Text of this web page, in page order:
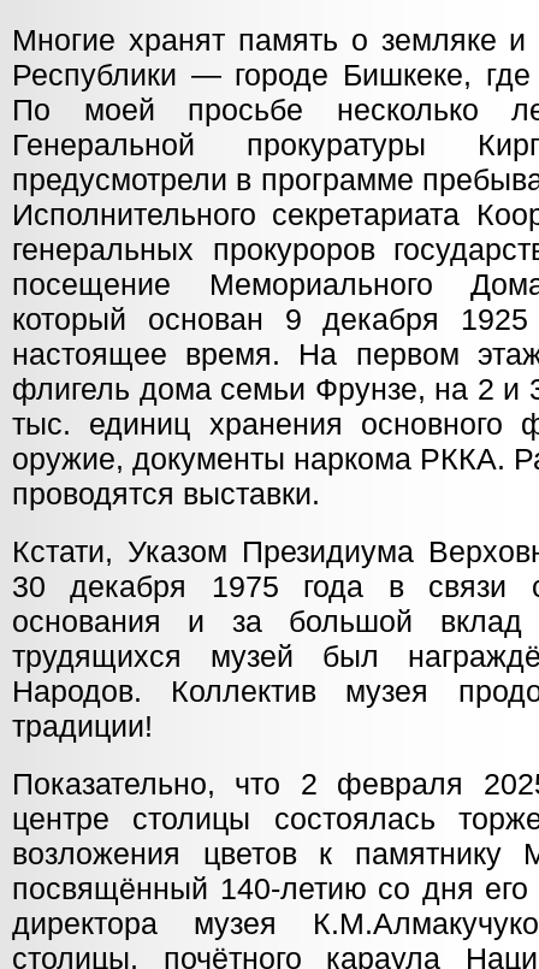
Многие хранят память о земляке и
Республики — городе Бишкеке,
По моей просьбе несколько
Генеральной прокуратуры
предусмотрели в программе
Исполнительного секретариата
генеральных прокуроров
посещение Мемориального
который основан 9 декабря
настоящее время. На первом
флигель дома семьи Фрунзе, на 2 и
тыс. единиц хранения
оружие, документы наркома РККА.
проводятся выставки.
Кстати, Указом Президиума
30 декабря 1975 года в связи
основания и за большой вклад
трудящихся музей был
Народов. Коллектив музея
традиции!
Показательно, что 2 февраля
центре столицы состоялась
возложения цветов к памятнику
посвящённый 140-летию со дня
директора музея
столицы, почётного караула